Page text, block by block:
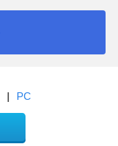
| PC